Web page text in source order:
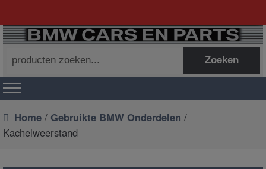
naar:
Zoeken
Home / Gebruikte BMW Onderdelen /
Kachelweerstand